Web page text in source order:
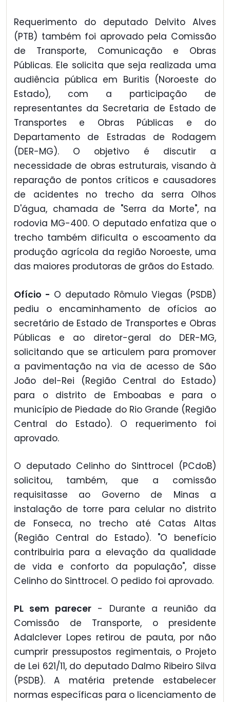
Requerimento do deputado Delvito Alves
(PTB) também foi aprovado pela Comissão
de Transporte, Comunicação e Obras
Públicas. Ele solicita que seja realizada uma
audiência pública em Buritis (Noroeste do
Estado), com a participação de
representantes da Secretaria de Estado de
Transportes e Obras Públicas e do
Departamento de Estradas de Rodagem
(DER-MG). O objetivo é discutir a
necessidade de obras estruturais, visando à
reparação de pontos críticos e causadores
de acidentes no trecho da serra Olhos
D'água, chamada de "Serra da Morte", na
rodovia MG-400. O deputado enfatiza que o
trecho também dificulta o escoamento da
produção agrícola da região Noroeste, uma
das maiores produtoras de grãos do Estado.
Ofício - O deputado Rômulo Viegas (PSDB)
pediu o encaminhamento de ofícios ao
secretário de Estado de Transportes e Obras
Públicas e ao diretor-geral do DER-MG,
solicitando que se articulem para promover
a pavimentação na via de acesso de São
João del-Rei (Região Central do Estado)
para o distrito de Emboabas e para o
município de Piedade do Rio Grande (Região
Central do Estado). O requerimento foi
aprovado.
O deputado Celinho do Sinttrocel (PCdoB)
solicitou, também, que a comissão
requisitasse ao Governo de Minas a
instalação de torre para celular no distrito
de Fonseca, no trecho até Catas Altas
(Região Central do Estado). "O benefício
contribuiria para a elevação da qualidade
de vida e conforto da população", disse
Celinho do Sinttrocel. O pedido foi aprovado.
PL sem parecer - Durante a reunião da
Comissão de Transporte, o presidente
Adalclever Lopes retirou de pauta, por não
cumprir pressupostos regimentais, o Projeto
de Lei 621/11, do deputado Dalmo Ribeiro Silva
(PSDB). A matéria pretende estabelecer
normas específicas para o licenciamento de